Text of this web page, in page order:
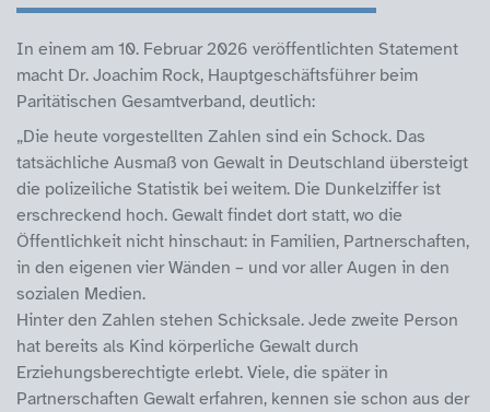
In einem am 10. Februar 2026 veröffentlichten Statement
macht Dr. Joachim Rock, Hauptgeschäftsführer beim
Paritätischen Gesamtverband, deutlich:
„Die heute vorgestellten Zahlen sind ein Schock. Das
tatsächliche Ausmaß von Gewalt in Deutschland übersteigt
die polizeiliche Statistik bei weitem. Die Dunkelziffer ist
erschreckend hoch. Gewalt findet dort statt, wo die
Öffentlichkeit nicht hinschaut: in Familien, Partnerschaften,
in den eigenen vier Wänden – und vor aller Augen in den
sozialen Medien.
Hinter den Zahlen stehen Schicksale. Jede zweite Person
hat bereits als Kind körperliche Gewalt durch
Erziehungsberechtigte erlebt. Viele, die später in
Partnerschaften Gewalt erfahren, kennen sie schon aus der